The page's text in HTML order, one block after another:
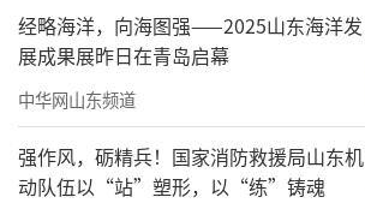
经略海洋，向海图强——2025山东海洋发
展成果展昨日在青岛启幕
中华网山东频道
强作风，砺精兵！国家消防救援局山东机
动队伍以“站”塑形，以“练”铸魂